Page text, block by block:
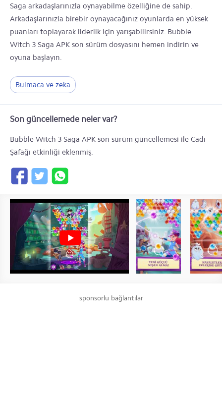
Saga arkadaşlarınızla oynayabilme özelliğine de sahip.
Arkadaşlarınızla birebir oynayacağınız oyunlarda en yüksek
puanları toplayarak liderlik için yarışabilirsiniz. Bubble
Witch 3 Saga APK son sürüm dosyasını hemen indirin ve
oyuna başlayın.
Bulmaca ve zeka
Son güncellemede neler var?
Bubble Witch 3 Saga APK son sürüm güncellemesi ile Cadı
Şafağı etkinliği eklenmiş.
sponsorlu bağlantılar